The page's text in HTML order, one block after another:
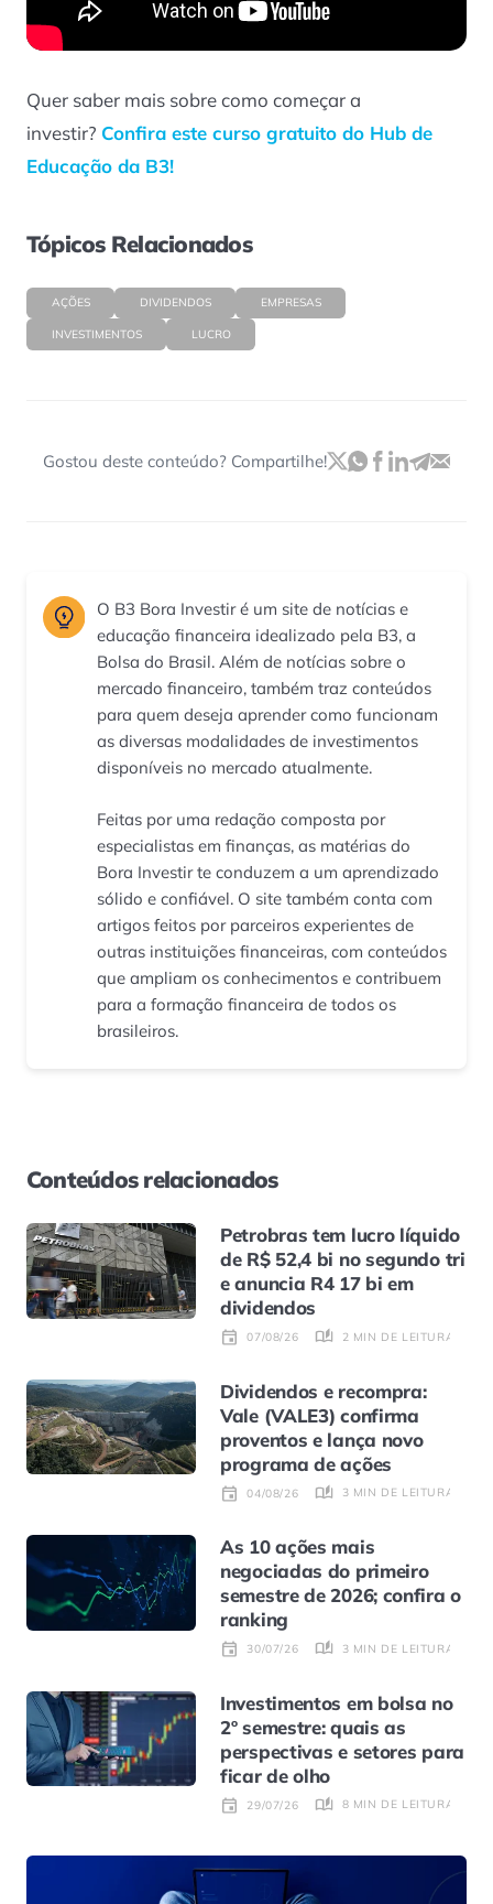
Quer saber mais sobre como começar a
investir? Confira este curso gratuito do Hub de
Educação da B3!
Tópicos Relacionados
AÇÕES DIVIDENDOS EMPRESAS
INVESTIMENTOS LUCRO
Gostou deste conteúdo? Compartilhe!
O B3 Bora Investir é um site de notícias e
educação financeira idealizado pela B3, a
Bolsa do Brasil. Além de notícias sobre o
mercado financeiro, também traz conteúdos
para quem deseja aprender como funcionam
as diversas modalidades de investimentos
disponíveis no mercado atualmente.
Feitas por uma redação composta por
especialistas em finanças, as matérias do
Bora Investir te conduzem a um aprendizado
sólido e confiável. O site também conta com
artigos feitos por parceiros experientes de
outras instituições financeiras, com conteúdos
que ampliam os conhecimentos e contribuem
para a formação financeira de todos os
brasileiros.
Conteúdos relacionados
Petrobras tem lucro líquido
de R$ 52,4 bi no segundo tri
e anuncia R4 17 bi em
dividendos
07/08/26 2 MIN DE LEITURA
Dividendos e recompra:
Vale (VALE3) confirma
proventos e lança novo
programa de ações
04/08/26 3 MIN DE LEITURA
As 10 ações mais
negociadas do primeiro
semestre de 2026; confira o
ranking
30/07/26 3 MIN DE LEITURA
Investimentos em bolsa no
2º semestre: quais as
perspectivas e setores para
ficar de olho
29/07/26 8 MIN DE LEITURA